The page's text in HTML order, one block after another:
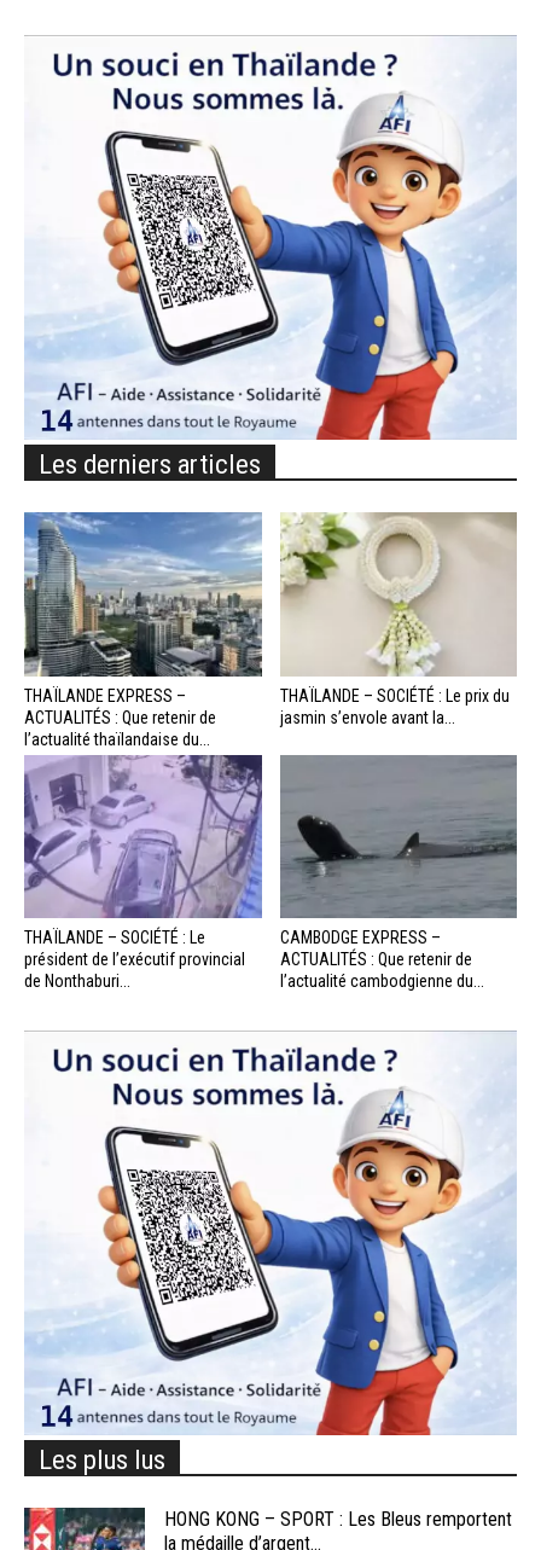
Les derniers articles
THAÏLANDE EXPRESS –
ACTUALITÉS : Que retenir de
l’actualité thaïlandaise du...
THAÏLANDE – SOCIÉTÉ : Le prix du
jasmin s’envole avant la...
THAÏLANDE – SOCIÉTÉ : Le
président de l’exécutif provincial
de Nonthaburi...
CAMBODGE EXPRESS –
ACTUALITÉS : Que retenir de
l’actualité cambodgienne du...
Les plus lus
HONG KONG – SPORT : Les Bleus remportent
la médaille d’argent...